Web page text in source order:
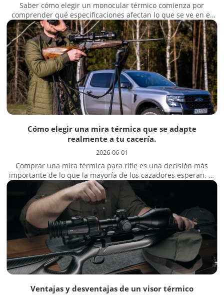
Saber cómo elegir un monocular térmico comienza por
comprender qué especificaciones afectan lo que se ve en el
campo y cuáles son solo publicidad engañosa. Un monocular
térmico es un dispositivo portátil que detecta el calor en lugar
de la luz...
Cómo elegir una mira térmica que se adapte
realmente a tu cacería.
2026-06-01
Comprar una mira térmica para rifle es una decisión más
importante de lo que la mayoría de los cazadores esperan. El
mercado está lleno de especificaciones, niveles de sensores y
términos desconocidos, y el rango de precios se extiende
desde aproximadamente 1000 T/14T hasta más de 6000 T/14T.
Si estás tratando de averiguar...
Ventajas y desventajas de un visor térmico